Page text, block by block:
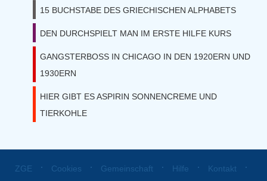
15 BUCHSTABE DES GRIECHISCHEN ALPHABETS
DEN DURCHSPIELT MAN IM ERSTE HILFE KURS
GANGSTERBOSS IN CHICAGO IN DEN 1920ERN UND
1930ERN
HIER GIBT ES ASPIRIN SONNENCREME UND
TIERKOHLE
ZGE ⋅ Cookies ⋅ Gemeinschaft ⋅ Hilfe ⋅ Kontakt ⋅